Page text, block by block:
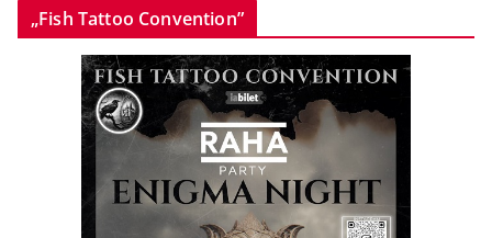
„Fish Tattoo Convention”